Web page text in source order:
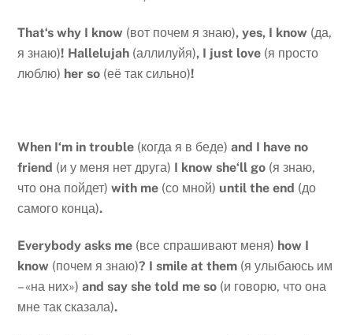
That‘s why I know (вот почем я знаю),yes, I know (да,
я знаю)! Hallelujah (аллилуйя), I just love (я просто
люблю) her so (её так сильно)!
When I‘m in trouble (когда я в беде)and I have no
friend (и у меня нет друга) I know she‘ll go (я знаю,
что она пойдет)with me (со мной) until the end (до
самого конца).
Everybody asks me (все спрашивают меня) how I
know (почем я знаю)? I smile at them (я улыбаюсь им
– «на них»)and say she told me so (и говорю, что она
мне так сказала).